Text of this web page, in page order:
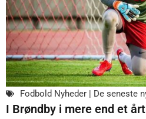
Fodbold Nyheder | De seneste
I Brøndby i mere end et